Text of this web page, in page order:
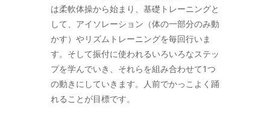
は柔軟体操から始まり、基礎トレーニングと
して、アイソレーション（体の一部分のみ動
かす）やリズムトレーニングを毎回行いま
す。そして振付に使われるいろいろなステッ
プを学んでいき、それらを組み合わせて1つ
の動きにしていきます。人前でかっこよく踊
れることが目標です。